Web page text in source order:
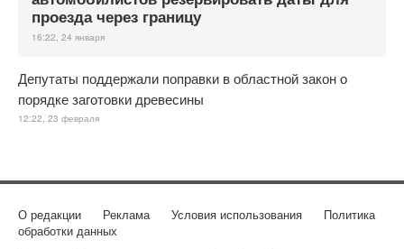
проезда через границу
16:22, 24 января
Депутаты поддержали поправки в областной закон о
порядке заготовки древесины
12:22, 23 февраля
О редакции Реклама Условия использования
Политика
обработки данных